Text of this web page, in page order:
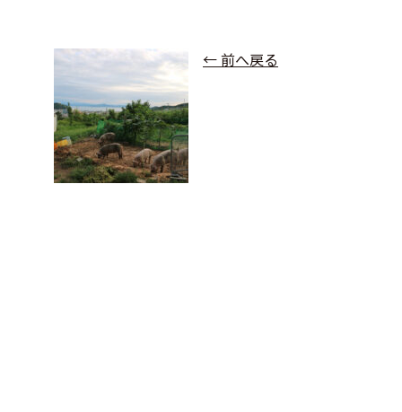
← 前へ戻る